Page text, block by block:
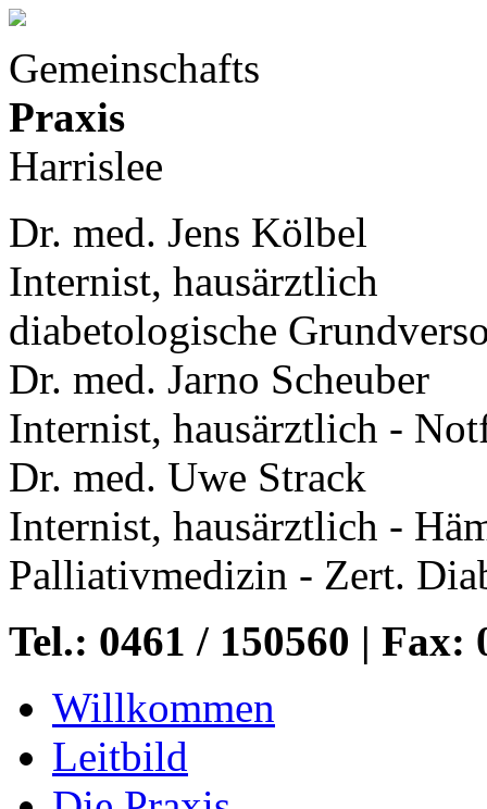
Gemeinschafts
Praxis
Harrislee
Dr. med. Jens Kölbel
Internist, hausärztlich
diabetologische
Dr. med. Jarno Scheuber
Internist, hausärztlich -
Dr. med. Uwe Strack
Internist, hausärztlich -
Palliativmedizin - Zert.
Tel.: 0461 / 150560 | Fax:
Willkommen
Leitbild